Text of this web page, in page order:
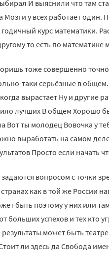
И выяснили что там
Мозги у всех работает
курс математики.
то есть по математике
тоже совершенно
таки серьёзные в
вырастает Ну и другие
лучших В общем Хорошо
Вот ты молодец Вовочка у
выработать на самом
Просто если начать
вопросом с точки
как в той же России
быть поэтому у них или
больших успехов и тех кто
может быть
ли здесь да Свобода